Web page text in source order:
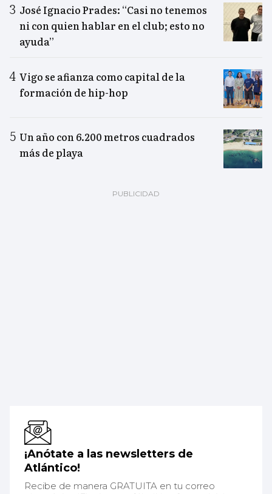
José Ignacio Prades: “Casi no tenemos
ni con quien hablar en el club; esto no
ayuda”
Vigo se afianza como capital de la
formación de hip-hop
Un año con 6.200 metros cuadrados
más de playa
¡Anótate a las newsletters de
Atlántico!
Recibe de manera GRATUITA en tu correo